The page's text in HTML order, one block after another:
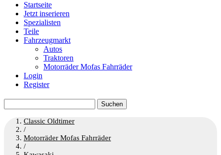
Startseite
Jetzt inserieren
Spezialisten
Teile
Fahrzeugmarkt
Autos
Traktoren
Motorräder Mofas Fahrräder
Login
Register
nach:
Classic Oldtimer
/
Motorräder Mofas Fahrräder
/